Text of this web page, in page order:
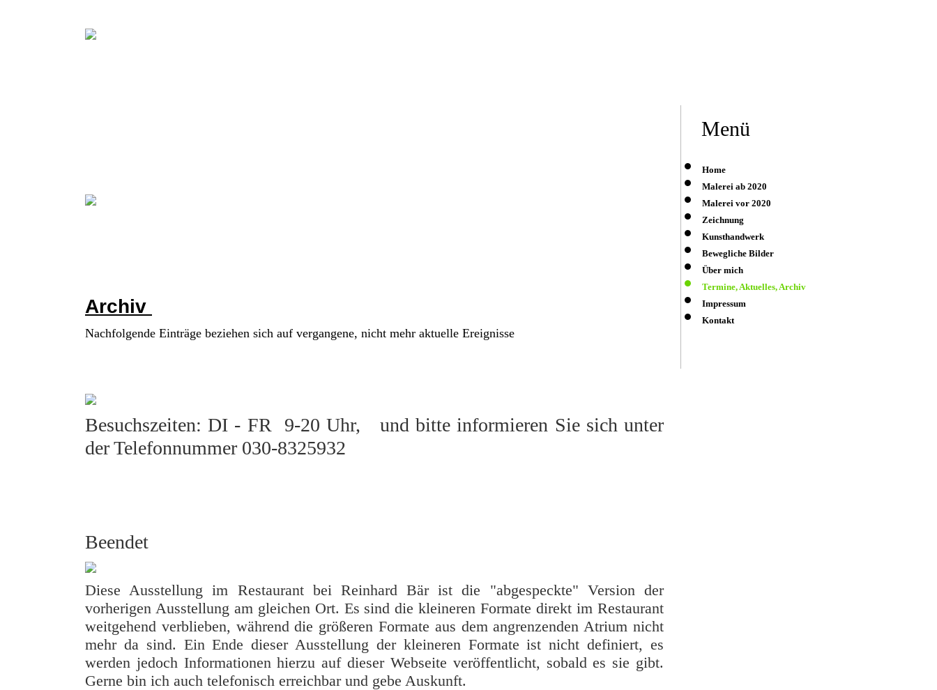
Archiv
Nachfolgende Einträge beziehen sich auf vergangene, nicht mehr aktuelle Ereignisse
Besuchszeiten: DI - FR 9-20 Uhr, und bitte informieren Sie sich unter
der Telefonnummer 030-8325932
Beendet
Diese Ausstellung im Restaurant bei Reinhard Bär ist die "abgespeckte" Version der
vorherigen Ausstellung am gleichen Ort. Es sind die kleineren Formate direkt im Restaurant
weitgehend verblieben, während die größeren Formate aus dem angrenzenden Atrium nicht
mehr da sind. Ein Ende dieser Ausstellung der kleineren Formate ist nicht definiert, es
werden jedoch Informationen hierzu auf dieser Webseite veröffentlicht, sobald es sie gibt.
Gerne bin ich auch telefonisch erreichbar und gebe Auskunft.
Menü
Home
Malerei ab 2020
Malerei vor 2020
Zeichnung
Kunsthandwerk
Bewegliche Bilder
Über mich
Termine, Aktuelles, Archiv
Impressum
Kontakt